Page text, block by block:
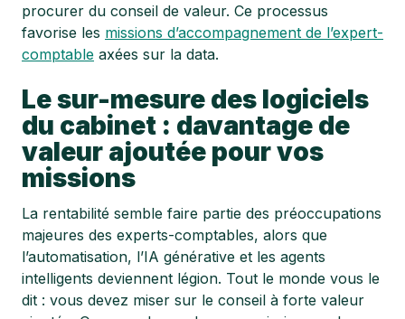
procurer du conseil de valeur. Ce processus
favorise les missions d’accompagnement de l’expert-
comptable axées sur la data.
Le sur-mesure des logiciels
du cabinet : davantage de
valeur ajoutée pour vos
missions
La rentabilité semble faire partie des préoccupations
majeures des experts-comptables, alors que
l’automatisation, l’IA générative et les agents
intelligents deviennent légion. Tout le monde vous le
dit : vous devez miser sur le conseil à forte valeur